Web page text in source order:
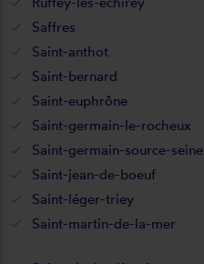
Saffres
Saint-anthot
Saint-bernard
Saint-euphrône
Saint-germain-le-rocheux
Saint-germain-source-seine
Saint-jean-de-boeuf
Saint-léger-triey
Saint-martin-de-la-mer